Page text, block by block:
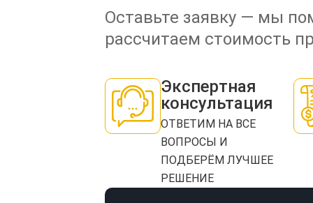
Оставьте заявку — мы
рассчитаем стоимость
Экспертная
консультация
ОТВЕТИМ НА ВСЕ
ВОПРОСЫ И
ПОДБЕРЁМ ЛУЧШЕЕ
РЕШЕНИЕ